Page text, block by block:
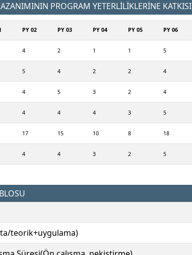
PROGRAM YETERLİLİKLERİNE KATKISI
PY 02 PY 03 PY 04 PY 05 PY 06
4 2 1 1 5
5 4 2 2 4
4 5 3 2 4
4 4 4 3 5
17 15 10 8 18
4 4 3 2 5
teorik+uygulama)